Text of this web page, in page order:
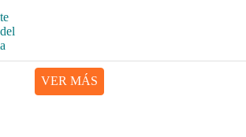
VER MÁS